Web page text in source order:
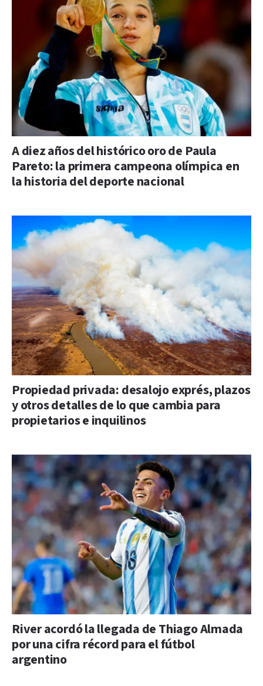
A diez años del histórico oro de Paula
Pareto: la primera campeona olímpica en
la historia del deporte nacional
Propiedad privada: desalojo exprés, plazos
y otros detalles de lo que cambia para
propietarios e inquilinos
River acordó la llegada de Thiago Almada
por una cifra récord para el fútbol
argentino